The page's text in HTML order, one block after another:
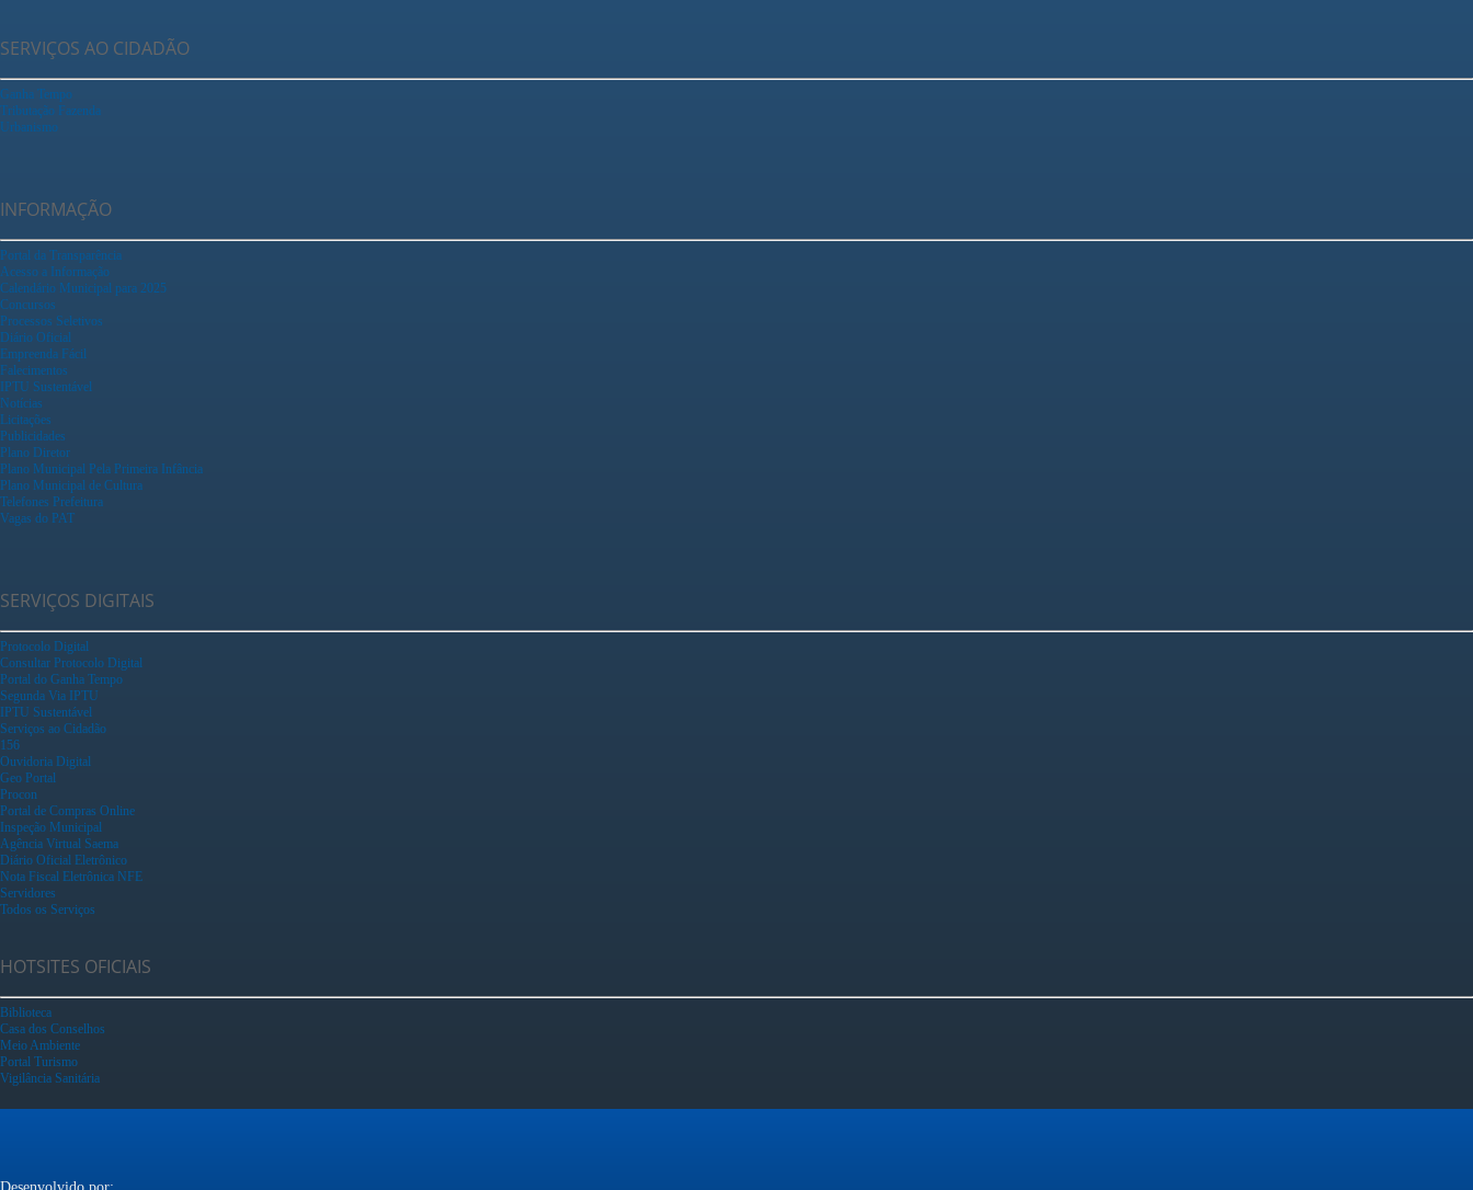
SERVIÇOS AO CIDADÃO
Ganha Tempo
Tributação Fazenda
Urbanismo
INFORMAÇÃO
Portal da Transparência
Acesso a Informação
Calendário Municipal para 2025
Concursos
Processos Seletivos
Diário Oficial
Empreenda Fácil
Falecimentos
IPTU Sustentável
Notícias
Licitações
Publicidades
Plano Diretor
Plano Municipal Pela Primeira Infância
Plano Municipal de Cultura
Telefones Prefeitura
Vagas do PAT
SERVIÇOS DIGITAIS
Protocolo Digital
Consultar Protocolo Digital
Portal do Ganha Tempo
Segunda Via IPTU
IPTU Sustentável
Serviços ao Cidadão
156
Ouvidoria Digital
Geo Portal
Procon
Portal de Compras Online
Inspeção Municipal
Agência Virtual Saema
Diário Oficial Eletrônico
Nota Fiscal Eletrônica NFE
Servidores
Todos os Serviços
HOTSITES OFICIAIS
Biblioteca
Casa dos Conselhos
Meio Ambiente
Portal Turismo
Vigilância Sanitária